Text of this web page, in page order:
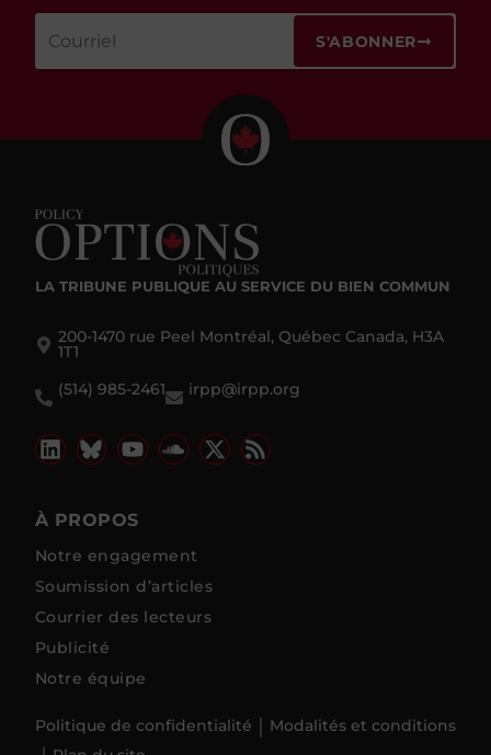
S'ABONNER
LA TRIBUNE PUBLIQUE AU SERVICE DU BIEN COMMUN
200-1470 rue Peel Montréal, Québec Canada, H3A
1T1
(514) 985-2461
irpp@irpp.org
À PROPOS
Notre engagement
Soumission d’articles
Courrier des lecteurs
Publicité
Notre équipe
Politique de confidentialité
Modalités et conditions